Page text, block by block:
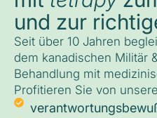
und zur
Seit über 10 Jahren
dem kanadischen Militär
Behandlung mit
Profitieren Sie von